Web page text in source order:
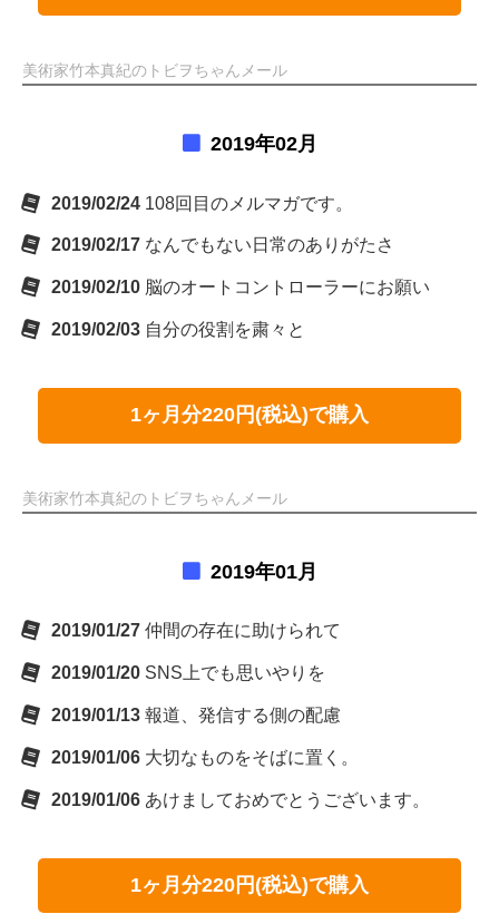
美術家竹本真紀のトビヲちゃんメール
2019年02月
2019/02/24 108回目のメルマガです。
2019/02/17 なんでもない日常のありがたさ
2019/02/10 脳のオートコントローラーにお願い
2019/02/03 自分の役割を粛々と
1ヶ月分220円(税込)で購入
美術家竹本真紀のトビヲちゃんメール
2019年01月
2019/01/27 仲間の存在に助けられて
2019/01/20 SNS上でも思いやりを
2019/01/13 報道、発信する側の配慮
2019/01/06 大切なものをそばに置く。
2019/01/06 あけましておめでとうございます。
1ヶ月分220円(税込)で購入